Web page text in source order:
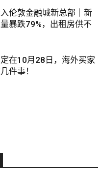
伦敦金融城新总部｜新
暴跌79%，出租房供不
在10月28日，海外买家
件事！